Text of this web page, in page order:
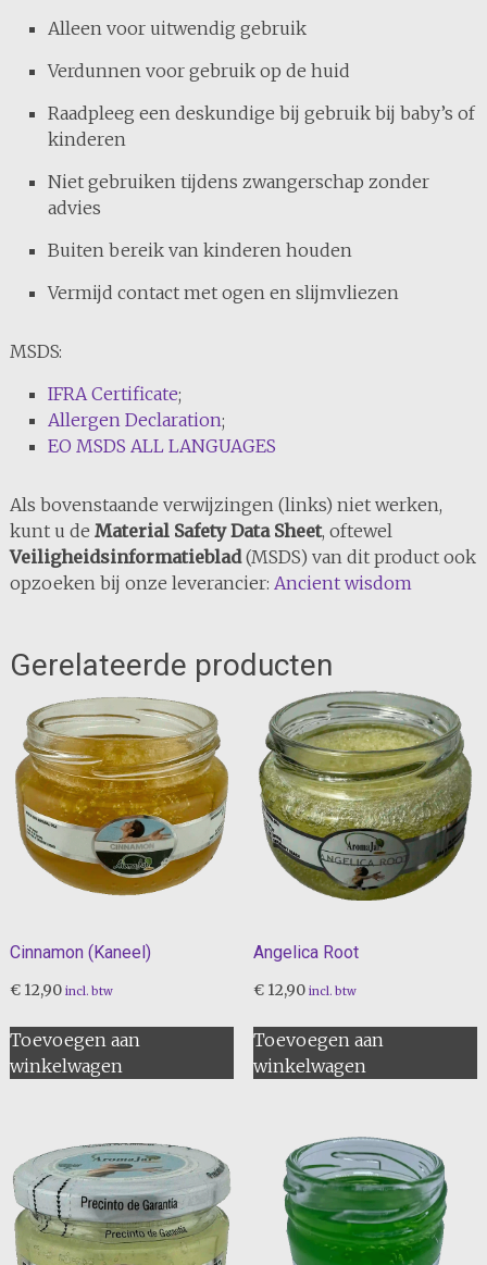
Alleen voor uitwendig gebruik
Verdunnen voor gebruik op de huid
Raadpleeg een deskundige bij gebruik bij baby’s of
kinderen
Niet gebruiken tijdens zwangerschap zonder
advies
Buiten bereik van kinderen houden
Vermijd contact met ogen en slijmvliezen
MSDS:
IFRA Certificate;
Allergen Declaration;
EO MSDS ALL LANGUAGES
Als bovenstaande verwijzingen (links) niet werken,
kunt u de Material Safety Data Sheet, oftewel
Veiligheidsinformatieblad(MSDS) van dit product ook
opzoeken bij onze leverancier: Ancient wisdom
Gerelateerde producten
Cinnamon (Kaneel)
€12,90 incl. btw
Toevoegen aan
winkelwagen
Angelica Root
€12,90 incl. btw
Toevoegen aan
winkelwagen